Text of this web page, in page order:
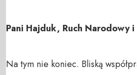
Pani Hajduk, Ruch Narodowy i
Na tym nie koniec. Bliską